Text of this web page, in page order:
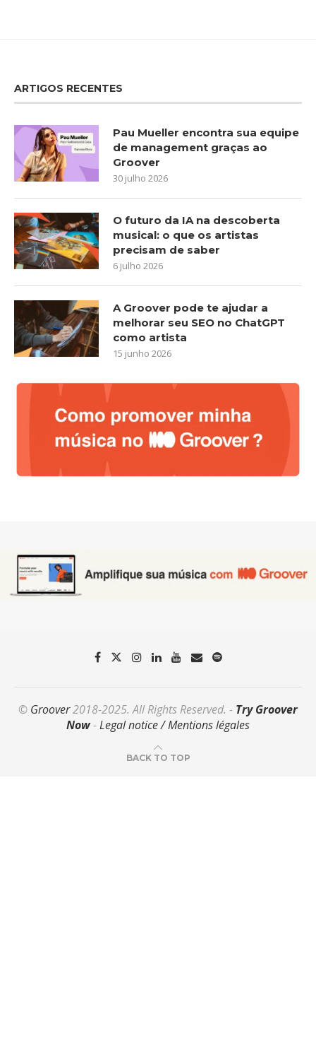
ARTIGOS RECENTES
Pau Mueller encontra sua equipe
de management graças ao
Groover
30 julho 2026
O futuro da IA na descoberta
musical: o que os artistas
precisam de saber
6 julho 2026
A Groover pode te ajudar a
melhorar seu SEO no ChatGPT
como artista
15 junho 2026
© Groover2018-2025. All Rights Reserved. - Try Groover
Now-Legal notice / Mentions légales
BACK TO TOP